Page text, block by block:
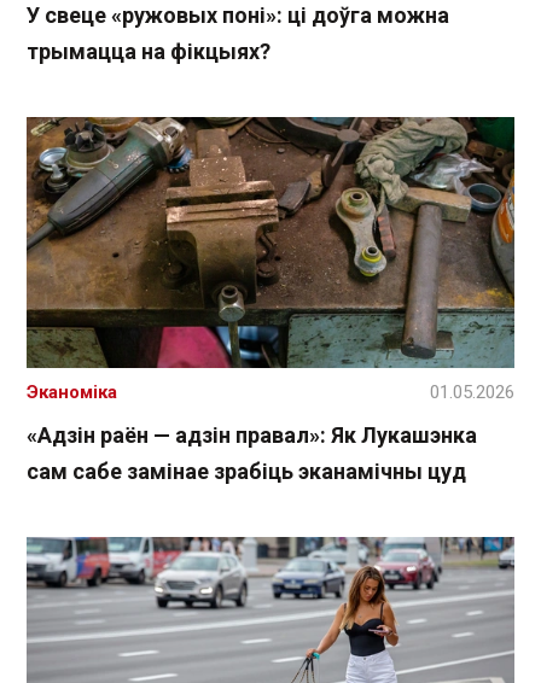
У свеце «ружовых поні»: ці доўга можна
трымацца на фікцыях?
«Адзін раён — адзін правал»: Як Лукашэнка
сам сабе замінае зрабіць эканамічны цуд
Эканоміка 01.05.2026